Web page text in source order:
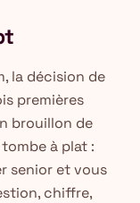
la décision de
premières
brouillon de
à plat :
senior et vous
chiffre,